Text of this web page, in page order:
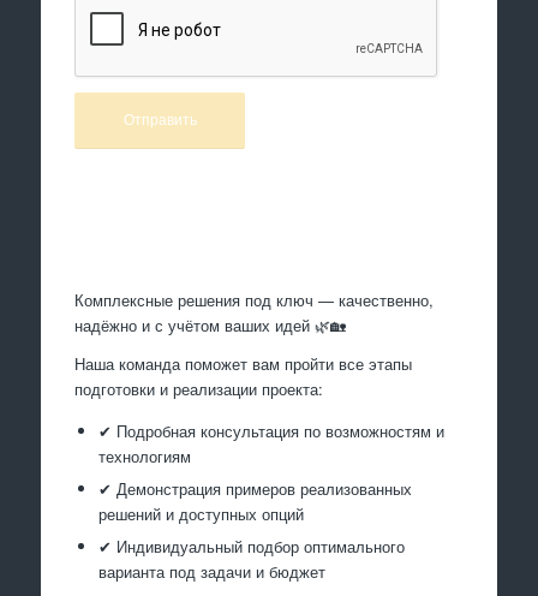
Комплексные решения под ключ — качественно,
надёжно и с учётом ваших идей 🌿🏡
Наша команда поможет вам пройти все этапы
подготовки и реализации проекта:
✔ Подробная консультация по возможностям и
технологиям
✔ Демонстрация примеров реализованных
решений и доступных опций
✔ Индивидуальный подбор оптимального
варианта под задачи и бюджет